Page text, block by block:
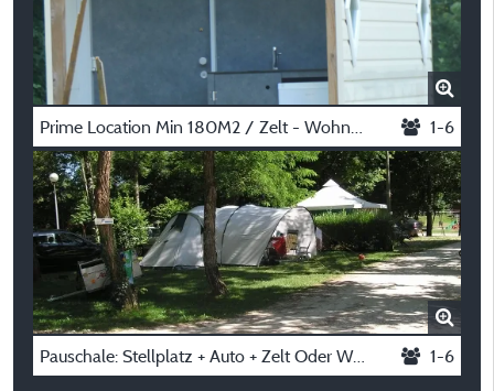
Prime Location Min 180M2 / Zelt - Wohnwagen-Camper 1-6
Pauschale: Stellplatz + Auto + Zelt Oder Wohnwagen 1-6